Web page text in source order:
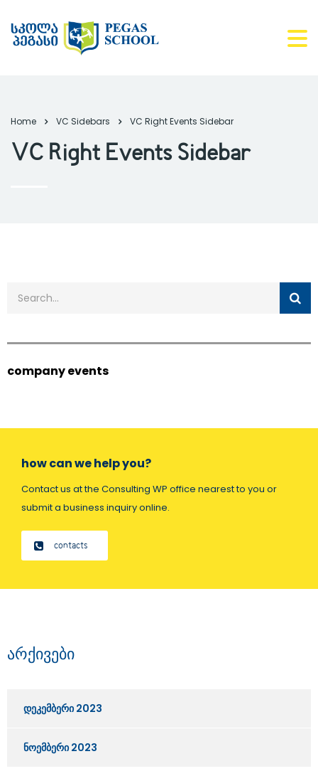
Home VC Sidebars VC Right Events Sidebar
VC Right Events Sidebar
company events
how can we help you?
Contact us at the Consulting WP office nearest to you or
submit a business inquiry online.
contacts
არქივები
დეკემბერი 2023
ნოემბერი 2023